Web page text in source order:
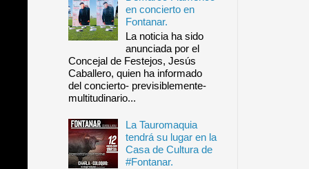
en concierto en
Fontanar.
La noticia ha sido
anunciada por el
Concejal de Festejos, Jesús
Caballero, quien ha informado
del concierto- previsiblemente-
multitudinario...
La Tauromaquia
tendrá su lugar en la
Casa de Cultura de
#Fontanar.